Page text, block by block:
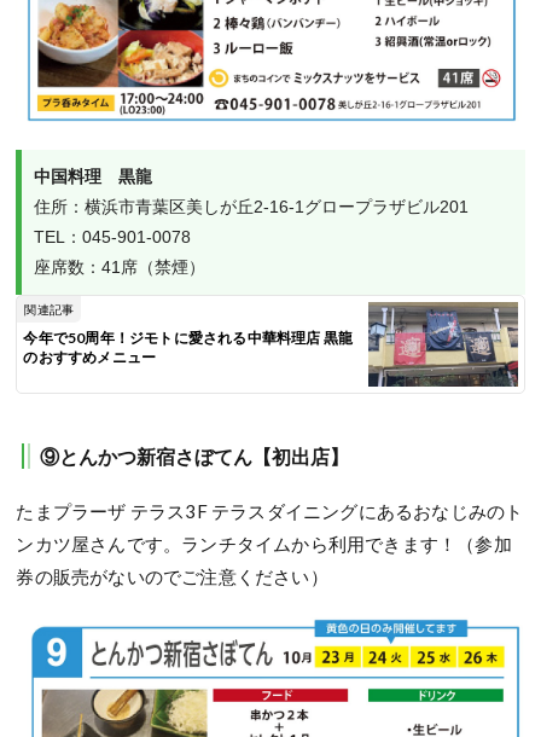
中国料理　黒龍
住所：横浜市青葉区美しが丘2-16-1グロープラザビル201
TEL：045-901-0078
座席数：41席（禁煙）
関連記事
今年で50周年！ジモトに愛される中華料理店 黒龍
のおすすめメニュー
⑨とんかつ新宿さぼてん【初出店】
たまプラーザ テラス3F テラスダイニングにあるおなじみのト
ンカツ屋さんです。ランチタイムから利用できます！（参加
券の販売がないのでご注意ください）